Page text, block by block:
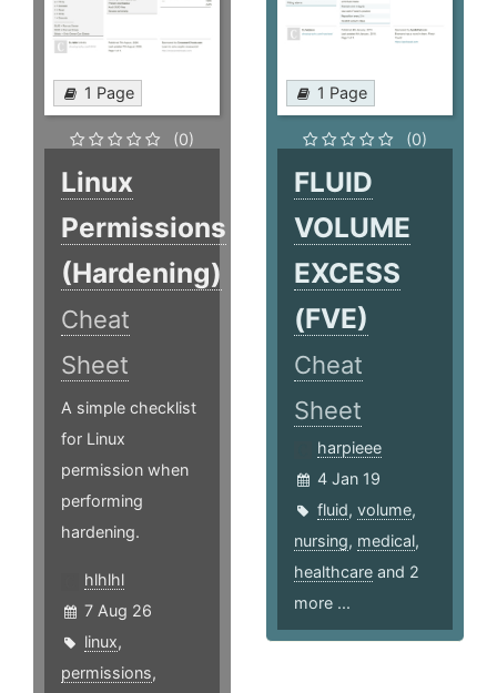
1 Page
(0)
Linux
Permissions
(Hardening)
Cheat
Sheet
A simple checklist
for Linux
permission when
performing
hardening.
hlhlhl
7 Aug 26
linux,
permissions,
1 Page
(0)
FLUID
VOLUME
EXCESS
(FVE)
Cheat
Sheet
harpieee
4 Jan 19
fluid,volume,
nursing, medical,
healthcare and 2
more ...